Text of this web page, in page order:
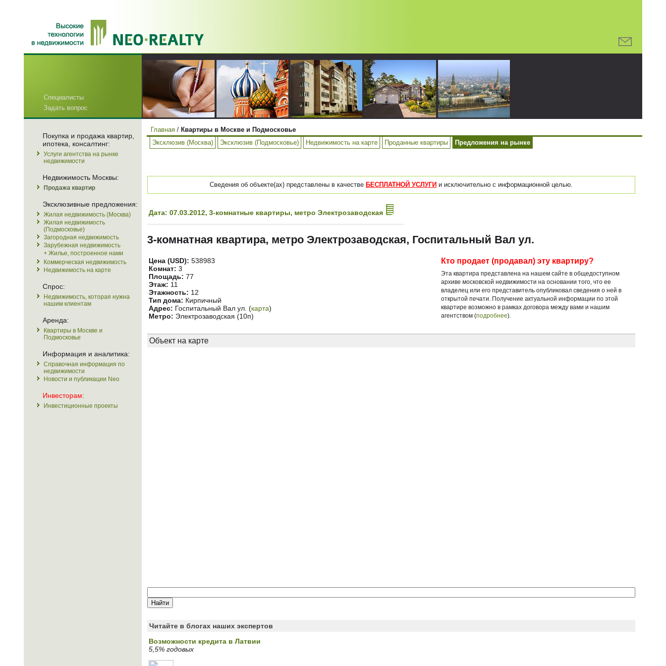
Специалисты
Задать вопрос
Покупка и продажа квартир,
ипотека, консалтинг:
Услуги агентства на рынке
недвижимости
Недвижимость Москвы:
Продажа квартир
Эксклюзивные предложения:
Жилая недвижимость (Москва)
Жилая недвижимость
(Подмосковье)
Загородная недвижимость
Зарубежная недвижимость
+ Жилье, построенное нами
Коммерческая недвижимость
Недвижимость на карте
Спрос:
Недвижимость, которая нужна
нашим клиентам
Аренда:
Квартиры в Москве и
Подмосковье
Информация и аналитика:
Справочная информация по
недвижимости
Новости и публикации Neo
Инвесторам:
Инвестиционные проекты
Главная / Квартиры в Москве и Подмосковье
Эксклюзив (Москва)
Эксклюзив (Подмосковье) Недвижимость на карте Проданные квартиры Предложения на рынке
Сведения об объекте(ах) представлены в качестве БЕСПЛАТНОЙ УСЛУГИ и исключительно с информационной целью.
Дата: 07.03.2012, 3-комнатные квартиры, метро Электрозаводская
3-комнатная квартира, метро Электрозаводская, Госпитальный Вал ул.
Цена (USD): 538983
Комнат: 3
Площадь: 77
Этаж: 11
Этажность: 12
Тип дома: Кирпичный
Адрес: Госпитальный Вал ул. (карта)
Метро: Электрозаводская (10п)
Кто продает (продавал) эту квартиру?
Эта квартира представлена на нашем сайте в общедоступном
архиве московской недвижимости на основании того, что ее
владелец или его представитель опубликовал сведения о ней в
открытой печати. Получение актуальной информации по этой
квартире возможно в рамках договора между вами и нашим
агентством (подробнее).
Объект на карте
Читайте в блогах наших экспертов
Возможности кредита в Латвии
5,5% годовых